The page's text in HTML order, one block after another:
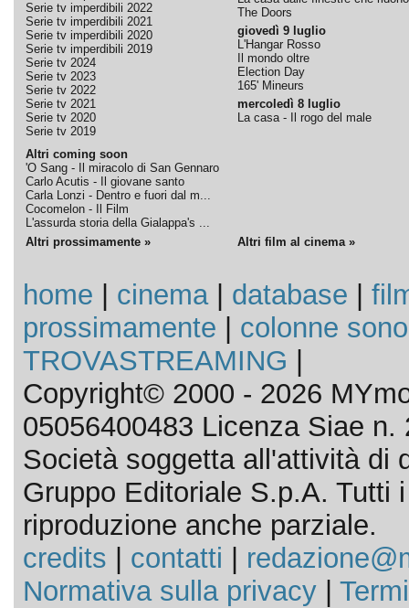
Serie tv imperdibili 2022
Serie tv imperdibili 2021
Serie tv imperdibili 2020
Serie tv imperdibili 2019
Serie tv 2024
Serie tv 2023
Serie tv 2022
Serie tv 2021
Serie tv 2020
Serie tv 2019
Altri coming soon
'O Sang - Il miracolo di San Gennaro
Carlo Acutis - Il giovane santo
Carla Lonzi - Dentro e fuori dal m...
Cocomelon - Il Film
L'assurda storia della Gialappa's ...
The Doors
giovedì 9 luglio
L'Hangar Rosso
Il mondo oltre
Election Day
165' Mineurs
mercoledì 8 luglio
La casa - Il rogo del male
Altri prossimamente » Altri film al cinema »
home cinema| database
prossimamente
colonne
TROVASTREAMING
Copyright© 2000 - 2026
05056400483 Licenza Siae n.
Società soggetta all'attività di
Gruppo Editoriale S.p.A. Tutti
riproduzione anche parziale.
credits
contatti
Normativa sulla privacy|